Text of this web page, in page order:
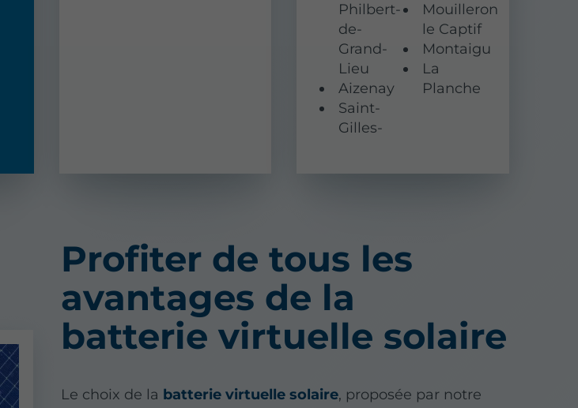
Philbert-
de-
Grand-
Lieu
Aizenay
Saint-
Gilles-
Mouilleron
le Captif
Montaigu
La
Planche
Profiter de tous les
avantages de la
batterie virtuelle solaire
Le choix de la batterie virtuelle solaire, proposée par notre